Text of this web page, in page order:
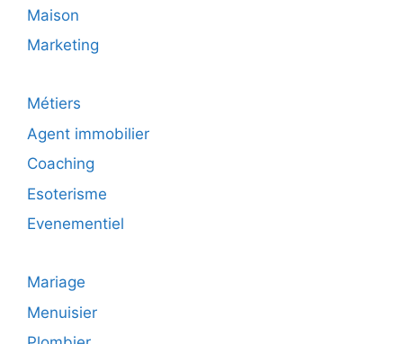
Maison
Marketing
Métiers
Agent immobilier
Coaching
Esoterisme
Evenementiel
Mariage
Menuisier